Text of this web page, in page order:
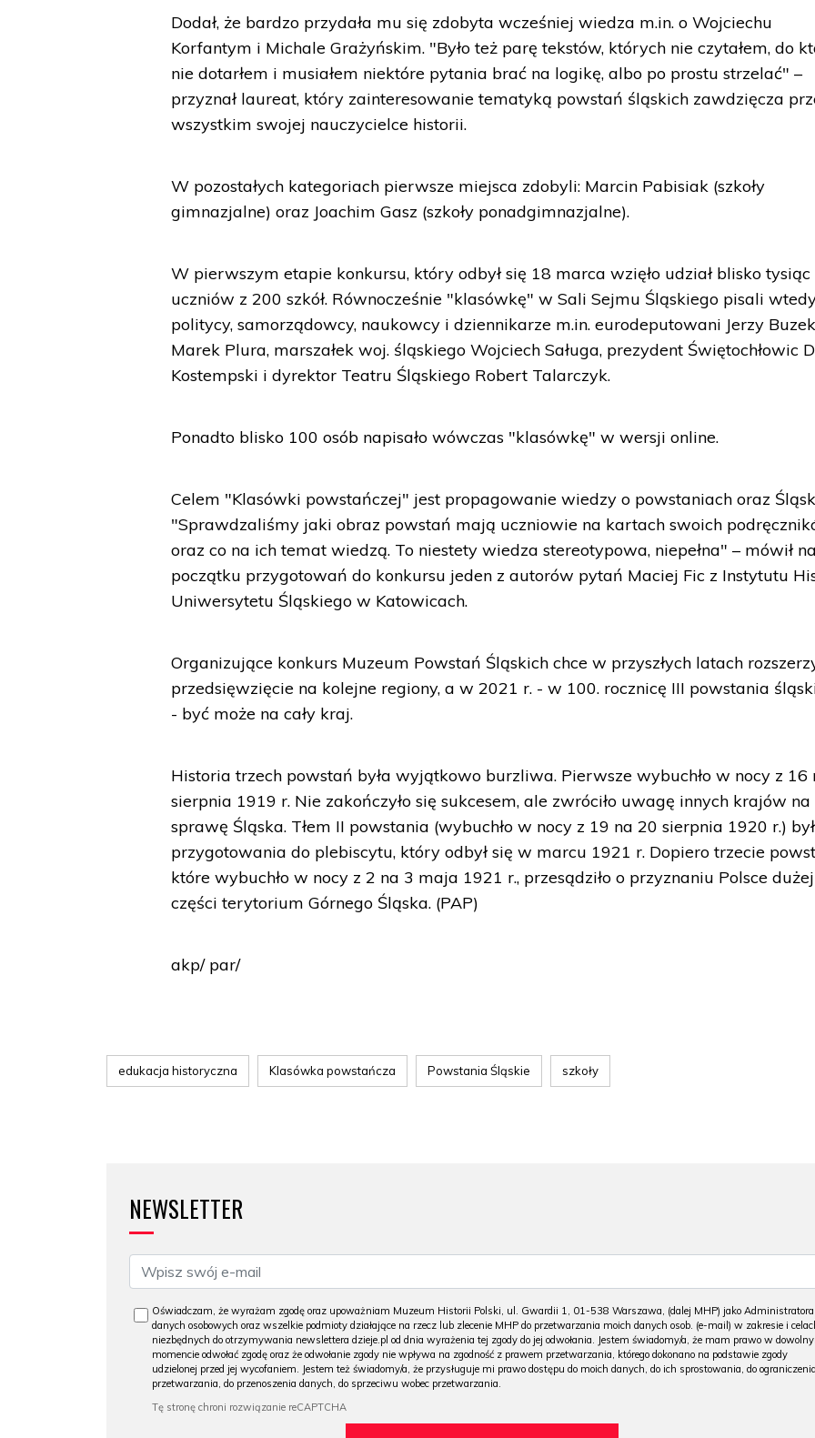
Dodał, że bardzo przydała mu się zdobyta wcześniej wiedza m.in. o Wojciechu
Korfantym i Michale Grażyńskim. "Było też parę tekstów, których nie czytałem, do
nie dotarłem i musiałem niektóre pytania brać na logikę, albo po prostu strzelać" –
przyznał laureat, który zainteresowanie tematyką powstań śląskich zawdzięcza
wszystkim swojej nauczycielce historii.
W pozostałych kategoriach pierwsze miejsca zdobyli: Marcin Pabisiak (szkoły
gimnazjalne) oraz Joachim Gasz (szkoły ponadgimnazjalne).
W pierwszym etapie konkursu, który odbył się 18 marca wzięło udział blisko tysiąc
uczniów z 200 szkół. Równocześnie "klasówkę" w Sali Sejmu Śląskiego pisali
politycy, samorządowcy, naukowcy i dziennikarze m.in. eurodeputowani Jerzy
Marek Plura, marszałek woj. śląskiego Wojciech Saługa, prezydent Świętochłowic
Kostempski i dyrektor Teatru Śląskiego Robert Talarczyk.
Ponadto blisko 100 osób napisało wówczas "klasówkę" w wersji online.
Celem "Klasówki powstańczej" jest propagowanie wiedzy o powstaniach oraz
"Sprawdzaliśmy jaki obraz powstań mają uczniowie na kartach swoich
oraz co na ich temat wiedzą. To niestety wiedza stereotypowa, niepełna" – mówił na
początku przygotowań do konkursu jeden z autorów pytań Maciej Fic z Instytutu
Uniwersytetu Śląskiego w Katowicach.
Organizujące konkurs Muzeum Powstań Śląskich chce w przyszłych latach
przedsięwzięcie na kolejne regiony, a w 2021 r. - w 100. rocznicę III powstania
- być może na cały kraj.
Historia trzech powstań była wyjątkowo burzliwa. Pierwsze wybuchło w nocy z 16
sierpnia 1919 r. Nie zakończyło się sukcesem, ale zwróciło uwagę innych krajów na
sprawę Śląska. Tłem II powstania (wybuchło w nocy z 19 na 20 sierpnia 1920 r.)
przygotowania do plebiscytu, który odbył się w marcu 1921 r. Dopiero trzecie
które wybuchło w nocy z 2 na 3 maja 1921 r., przesądziło o przyznaniu Polsce dużej
części terytorium Górnego Śląska. (PAP)
akp/ par/
edukacja historyczna Klasówka powstańcza Powstania Śląskie szkoły
NEWSLETTER
Oświadczam, że wyrażam zgodę oraz upoważniam Muzeum Historii Polski, ul. Gwardii 1, 01-538 Warszawa, (dalej MHP) jako Administratora
danych osobowych oraz wszelkie podmioty działające na rzecz lub zlecenie MHP do przetwarzania moich danych osob. (e-mail) w zakresie i
niezbędnych do otrzymywania newslettera dzieje.pl od dnia wyrażenia tej zgody do jej odwołania. Jestem świadomy/a, że mam prawo w
momencie odwołać zgodę oraz że odwołanie zgody nie wpływa na zgodność z prawem przetwarzania, którego dokonano na podstawie zgody
udzielonej przed jej wycofaniem. Jestem też świadomy/a, że przysługuje mi prawo dostępu do moich danych, do ich sprostowania, do ograniczenia
przetwarzania, do przenoszenia danych, do sprzeciwu wobec przetwarzania.